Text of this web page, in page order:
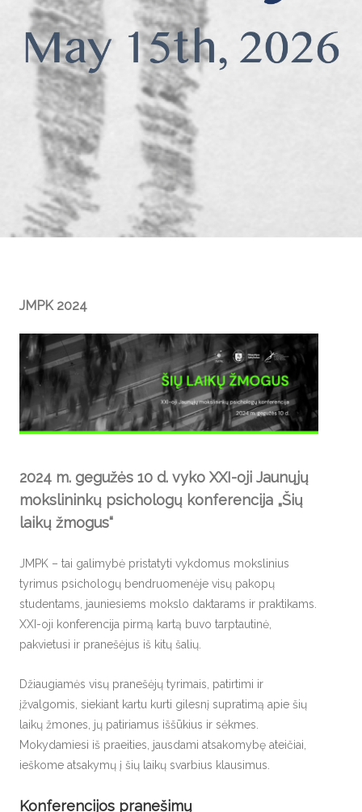
JMPK 2024
2024 m. gegužės 10 d. vyko XXI-oji Jaunųjų
mokslininkų psichologų konferencija „Šių
laikų žmogus“
JMPK – tai galimybė pristatyti vykdomus mokslinius
tyrimus psichologų bendruomenėje visų pakopų
studentams, jauniesiems mokslo daktarams ir praktikams.
XXI-oji konferencija pirmą kartą buvo tarptautinė,
pakvietusi ir pranešėjus iš kitų šalių.
Džiaugiamės visų pranešėjų tyrimais, patirtimi ir
įžvalgomis, siekiant kartu kurti gilesnį supratimą apie šių
laikų žmones, jų patiriamus iššūkius ir sėkmes.
Mokydamiesi iš praeities, jausdami atsakomybę ateičiai,
ieškome atsakymų į šių laikų svarbius klausimus.
Konferencijos pranešimų